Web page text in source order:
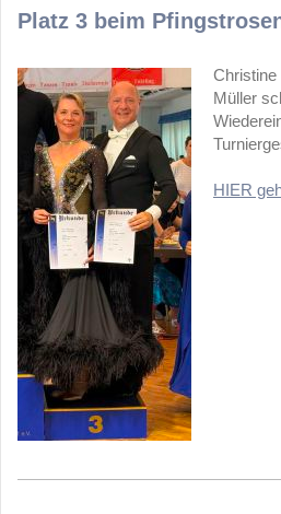
Platz 3 beim
Christine
Müller
HIER